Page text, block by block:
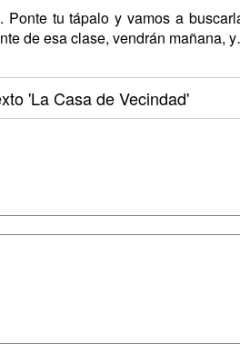
tu tápalo y vamos a
de esa clase, vendrán mañana,
'La Casa de Vecindad'